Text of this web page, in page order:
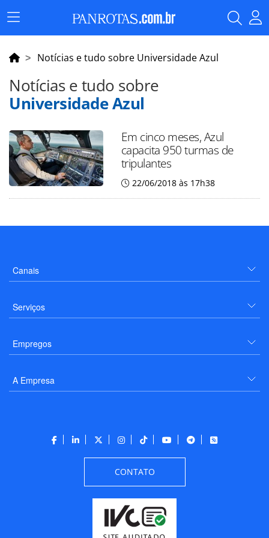
Menu
Principal
Notícias e tudo sobre Universidade Azul
Notícias e tudo sobre
Universidade Azul
Em cinco meses, Azul
capacita 950 turmas de
tripulantes
22/06/2018 às 17h38
Canais
Serviços
Empregos
A Empresa
CONTATO